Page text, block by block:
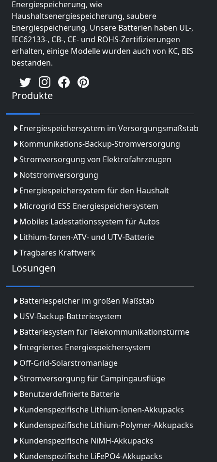
Energiespeicherung, wie
Haushaltsenergiespeicherung, saubere
Energiespeicherung. Unsere Batterien haben UL-,
IEC62133-, CB-, CE- und ROHS-Zertifizierungen
erhalten, einige Modelle wurden auch von KC, BIS
bestanden.
Produkte
Energiespeichersystem im Versorgungsmaßstab
Kommunikations-Backup-Stromversorgung
Stromversorgung von Elektrofahrzeugen
Notstromversorgung
Energiespeichersystem für den Haushalt
Microgrid ESS Energiespeichersystem
Mobiles Ladestationssystem für Autos
Lithium-Ionen-ATV- und UTV-Batterie
Tragbares Kraftwerk
Lösungen
Batteriespeicher im großen Maßstab
USV-Backup-Batteriesystem
Batteriesystem für Telekommunikationstürme
Integriertes Energiespeichersystem
Off-Grid-Solarstromanlage
Stromversorgung für Campingausflüge
Benutzerdefinierte Batterie
Kundenspezifische Lithium-Ionen-Akkupacks
Kundenspezifische Lithium-Polymer-Akkupacks
Kundenspezifische NiMH-Akkupacks
Kundenspezifische LiFePO4-Akkupacks